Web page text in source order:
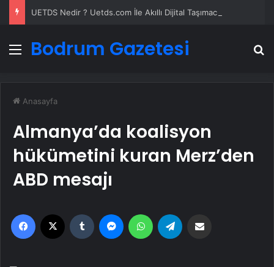
Menü
Bodrum Gazetesi
Anasayfa
Almanya’da koalisyon
hükümetini kuran Merz’den
ABD mesajı
Facebook Tumblr MessengerWhatsApp